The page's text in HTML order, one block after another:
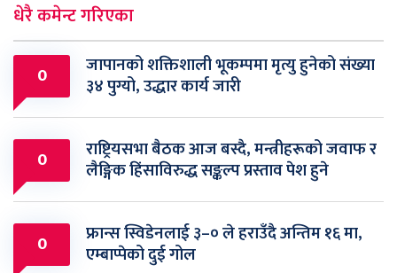
धेरै कमेन्ट गरिएका
0 जापानको शक्तिशाली भूकम्पमा मृत्यु हुनेको संख्या
३४ पुग्यो, उद्धार कार्य जारी
0 राष्ट्रियसभा बैठक आज बस्दै, मन्त्रीहरूको जवाफ र
लैङ्गिक हिंसाविरुद्ध सङ्कल्प प्रस्ताव पेश हुने
0 फ्रान्स स्विडेनलाई ३–० ले हराउँदै अन्तिम १६ मा,
एम्बाप्पेको दुई गोल